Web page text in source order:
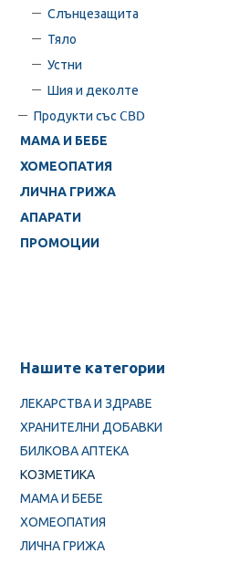
Слънцезащита
Тяло
Устни
Шия и деколте
Продукти със CBD
МАМА И БЕБЕ
ХОМЕОПАТИЯ
ЛИЧНА ГРИЖА
АПАРАТИ
ПРОМОЦИИ
Нашите категории
ЛЕКАРСТВА И ЗДРАВЕ
ХРАНИТЕЛНИ ДОБАВКИ
БИЛКОВА АПТЕКА
КОЗМЕТИКА
МАМА И БЕБЕ
ХОМЕОПАТИЯ
ЛИЧНА ГРИЖА